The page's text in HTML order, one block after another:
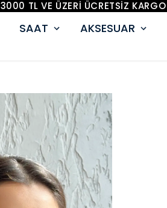
3000 TL VE ÜZERİ ÜCRETSİZ KARGO
SAAT AKSESUAR